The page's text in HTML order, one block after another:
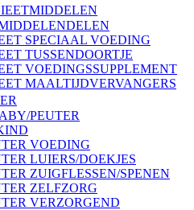
SPECIAAL VOEDING
TUSSENDOORTJE
VOEDINGSSUPPLEMENT
MAALTIJDVERVANGERS
PEUTER
VOEDING
LUIERS/DOEKJES
ZUIGFLESSEN/SPENEN
ZELFZORG
VERZORGEND